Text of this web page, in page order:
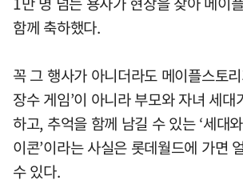
함께 축하했다.
꼭 그 행사가 아니더라도 메이플스토
장수 게임’이 아니라 부모와 자녀 세대
하고, 추억을 함께 남길 수 있는 ‘세대
이콘’이라는 사실은 롯데월드에 가면
수 있다.